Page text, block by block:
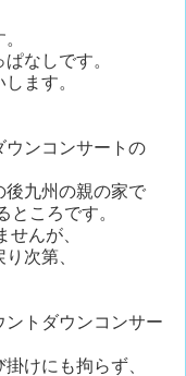
なしです。
ます。
ウンコンサートの
後九州の親の家で
ところです。
んが、
次第、
トダウンコンサー
けにも拘らず、